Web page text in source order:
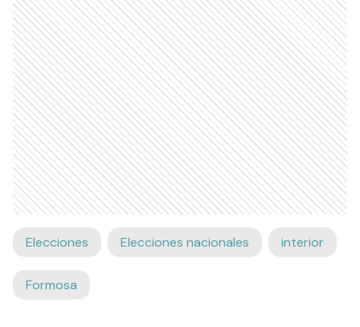
Elecciones Elecciones nacionales interior
Formosa